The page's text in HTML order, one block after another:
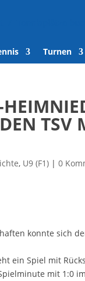
Turnen
TSV
, U9 (F1) |0
konnte sich
ein Spiel mit
mit 1:0